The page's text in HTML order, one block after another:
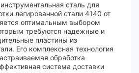
сталь для
легированной стали 4140 от
оптимальным выбором
требуются надежные и
пластины из
Его комплексная технология
обработка
система доставки